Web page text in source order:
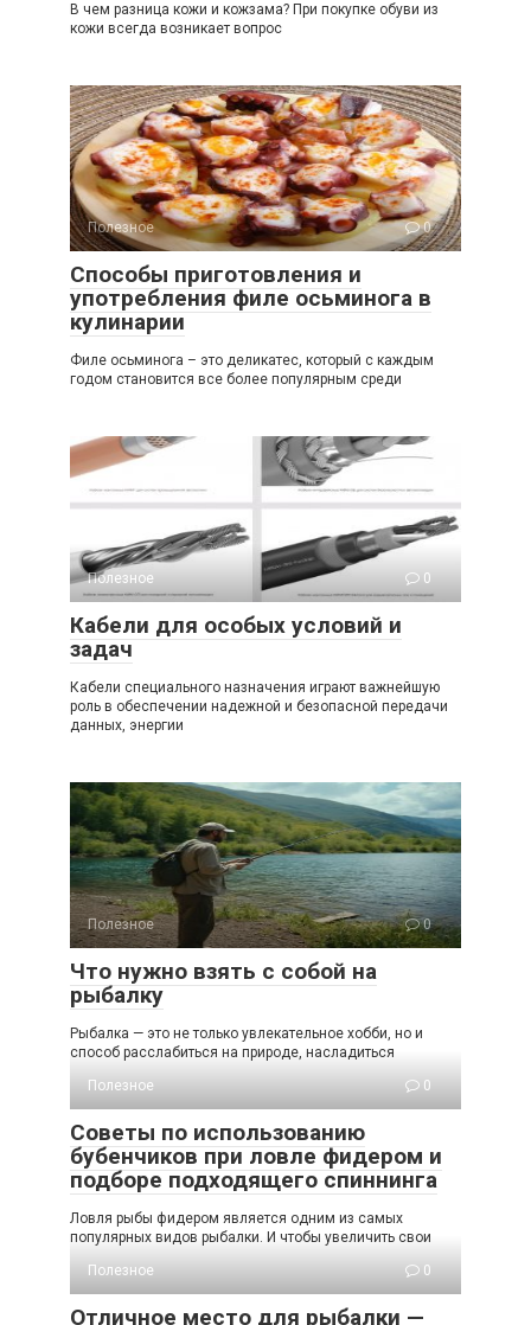
В чем разница кожи и кожзама? При покупке обуви из
кожи всегда возникает вопрос
Полезное 0
Способы приготовления и
употребления филе осьминога в
кулинарии
Филе осьминога – это деликатес, который с каждым
годом становится все более популярным среди
Полезное 0
Кабели для особых условий и
задач
Кабели специального назначения играют важнейшую
роль в обеспечении надежной и безопасной передачи
данных, энергии
Полезное 0
Что нужно взять с собой на
рыбалку
Рыбалка — это не только увлекательное хобби, но и
способ расслабиться на природе, насладиться
Полезное
0
Советы по использованию
бубенчиков при ловле фидером и
подборе подходящего спиннинга
Ловля рыбы фидером является одним из самых
популярных видов рыбалки. И чтобы увеличить свои
Полезное
0
Отличное место для рыбалки —